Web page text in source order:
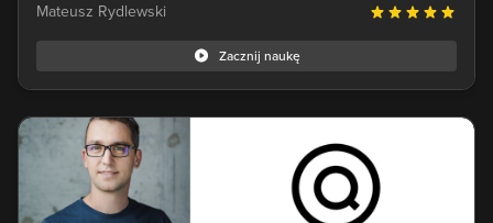
Mateusz Rydlewski
Zacznij naukę